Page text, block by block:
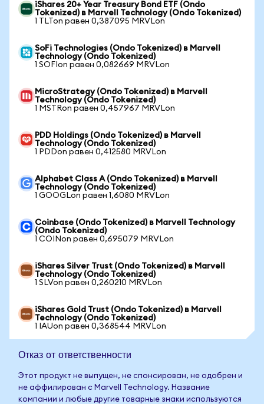
iShares 20+ Year Treasury Bond ETF (Ondo
Tokenized) в Marvell Technology (Ondo Tokenized)
1 TLTon равен 0,387095 MRVLon
SoFi Technologies (Ondo Tokenized) в Marvell
Technology (Ondo Tokenized)
1 SOFIon равен 0,082669 MRVLon
MicroStrategy (Ondo Tokenized) в Marvell
Technology (Ondo Tokenized)
1 MSTRon равен 0,457967 MRVLon
PDD Holdings (Ondo Tokenized) в Marvell
Technology (Ondo Tokenized)
1 PDDon равен 0,412580 MRVLon
Alphabet Class A (Ondo Tokenized) в Marvell
Technology (Ondo Tokenized)
1 GOOGLon равен 1,6080 MRVLon
Coinbase (Ondo Tokenized) в Marvell Technology
(Ondo Tokenized)
1 COINon равен 0,695079 MRVLon
iShares Silver Trust (Ondo Tokenized) в Marvell
Technology (Ondo Tokenized)
1 SLVon равен 0,260210 MRVLon
iShares Gold Trust (Ondo Tokenized) в Marvell
Technology (Ondo Tokenized)
1 IAUon равен 0,368544 MRVLon
Отказ от ответственности
Этот продукт не выпущен, не спонсирован, не одобрен и
не аффилирован с Marvell Technology. Название
компании и любые другие товарные знаки используются